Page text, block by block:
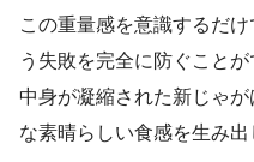
この重量感を意識するだ
う失敗を完全に防ぐことが
中身が凝縮された新じゃ
な素晴らしい食感を生み出